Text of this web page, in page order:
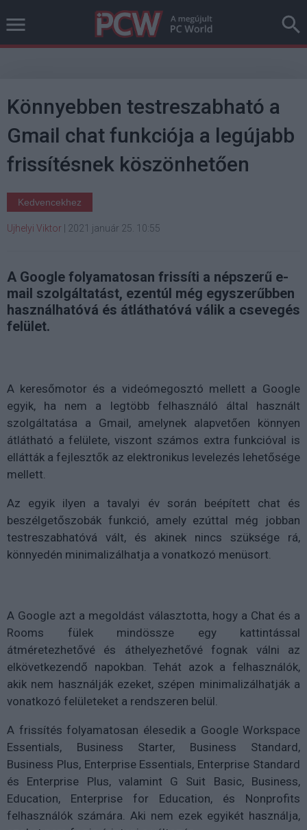
Könnyebben testreszabható a
Gmail chat funkciója a legújabb
frissítésnek köszönhetően
Kedvencekhez
Ujhelyi Viktor 2021 január 25. 10:55
A Google folyamatosan frissíti a népszerű e-
mail szolgáltatást, ezentúl még egyszerűbben
használhatóvá és átláthatóvá válik a csevegés
felület.
A keresőmotor és a videómegosztó mellett a Google
egyik, ha nem a legtöbb felhasználó által használt
szolgáltatása a Gmail, amelynek alapvetően könnyen
átlátható a felülete, viszont számos extra funkcióval is
ellátták a fejlesztők az elektronikus levelezés lehetősége
mellett.
Az egyik ilyen a tavalyi év során beépített chat és
beszélgetőszobák funkció, amely ezúttal még jobban
testreszabhatóvá vált, és akinek nincs szüksége rá,
könnyedén minimalizálhatja a vonatkozó menüsort.
A Google azt a megoldást választotta, hogy a Chat és a
Rooms fülek mindössze egy kattintással
átméretezhetővé és áthelyezhetővé fognak válni az
elkövetkezendő napokban. Tehát azok a felhasználók,
akik nem használják ezeket, szépen minimalizálhatják a
vonatkozó felületeket a rendszeren belül.
A frissítés folyamatosan élesedik a Google Workspace
Essentials, Business Starter, Business Standard,
Business Plus, Enterprise Essentials, Enterprise Standard
és Enterprise Plus, valamint G Suit Basic, Business,
Education, Enterprise for Education, és Nonprofits
felhasználók számára. Aki nem ezek egyikét használja,